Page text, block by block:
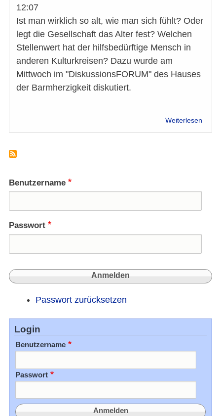
12:07
Ist man wirklich so alt, wie man sich fühlt? Oder
legt die Gesellschaft das Alter fest? Welchen
Stellenwert hat der hilfsbedürftige Mensch in
anderen Kulturkreisen? Dazu wurde am
Mittwoch im "DiskussionsFORUM" des Hauses
der Barmherzigkeit diskutiert.
Weiterlesen
Benutzername
Passwort
Passwort zurücksetzen
Login
Benutzername
Passwort